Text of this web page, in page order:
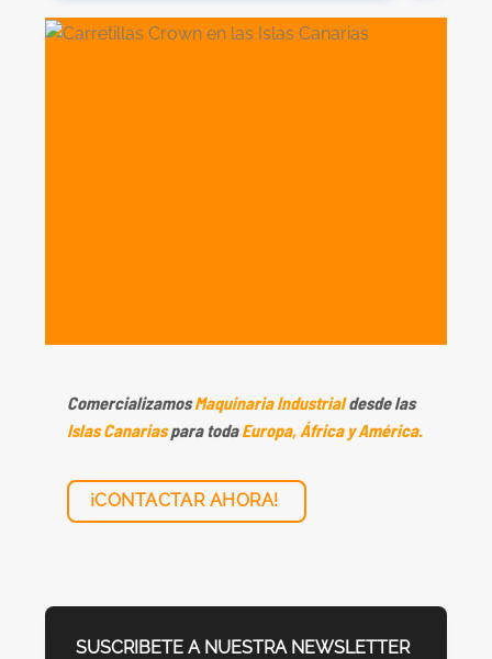
ComercializamosMaquinaria Industrialdesde las
Islas Canariaspara todaEuropa, África y América.
¡CONTACTAR AHORA!
SUSCRIBETE A NUESTRA NEWSLETTER